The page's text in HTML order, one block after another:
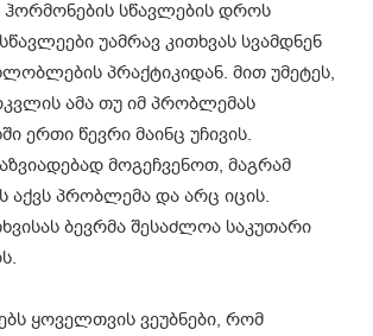
ჰორმონების სწავლების დროს
უამრავ კითხვას სვამდნენ
პრაქტიკიდან. მით უმეტეს,
ამა თუ იმ პრობლემას
ერთი წევრი მაინც უჩივის.
მოგეჩვენოთ, მაგრამ
აქვს პრობლემა და არც იცის.
ბევრმა შესაძლოა საკუთარი
ყოველთვის ვეუბნები, რომ